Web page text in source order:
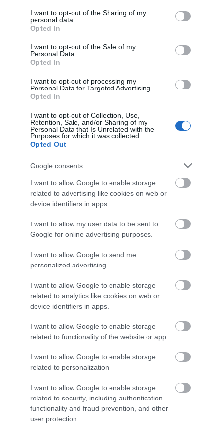
not limited to your visit or usage behaviour. You may click to
grant or deny consent to Google and its third-party tags to
use your data for below specified purposes in below Google
consent section.
I want to opt-out of the Sharing of my
personal data.
Opted In
I want to opt-out of the Sale of my
Personal Data.
Opted In
I want to opt-out of processing my
Personal Data for Targeted Advertising.
Opted In
I want to opt-out of Collection, Use,
Retention, Sale, and/or Sharing of my
Personal Data that Is Unrelated with the
Purposes for which it was collected.
Opted Out
Google consents
I want to allow Google to enable storage
related to advertising like cookies on web or
device identifiers in apps.
I want to allow my user data to be sent to
Google for online advertising purposes.
I want to allow Google to send me
personalized advertising.
I want to allow Google to enable storage
related to analytics like cookies on web or
device identifiers in apps.
I want to allow Google to enable storage
related to functionality of the website or app.
I want to allow Google to enable storage
related to personalization.
I want to allow Google to enable storage
related to security, including authentication
functionality and fraud prevention, and other
user protection.
A kritkusok szerint az egyik legjobb albuma az 1968-
Dreams,amelyen szintén varázslatos
tehetséggel elegyítette a különböző zenei stílusokat.
A magyar motívumokat összehozta a cigányzenével,
később a funkkal kacérkodott. Az album egy
Kodály-kompozíciót is tartalmaz.Szabóa korát
jóval meghaladva egyfajta ethno-jazz stílust
alkotott, ha úgy tetszik, a world music elődjét.
Elektromos és akusztikus gitáron is játszott, szinte
azonnal felismerhető sounddal és fájdalmas
líraisággal. 1974-ben a gitáros Magyarországra
látogatott, s egyik fellépéséről TV-felvétel készült,
amelyen együtt játszott
Kovács Katival, Pege
Aladárral, Másik Jánossal, Kőszegi Imrévelés
Dely Istvánnal.Későbbi szólóalbumai már saját
kiadójának égisze, a Skye alatt jelentek meg. 1978-
János, Lerch István, Dandó Péter, Sípos Endre
Kőszegi Imreoldalán, magyar kollégáival és
1979-re egészségi állapota megromlott, alkohol- és
kábítószer-függősége egyre nagyobb mértéket
öltött. Amerikai kórházi kezelése sikertelen volt,
összeütközésbe került, majd persekedett a
szcientológusokkal,Chick Coreával folytatott
lemezfelvételei félbeszakadtak. A